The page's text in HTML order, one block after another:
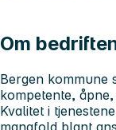
Om
Bergen kommune
kompetente,
Kvalitet i
mangfold blant